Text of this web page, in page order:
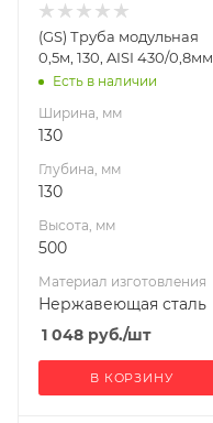
Нержавеющая
сталь
Производитель
(GS) Труба модульная
0,5м, 130, AISI 430/0,8мм
Есть в наличии
Ширина, мм
130
Глубина, мм
130
Высота, мм
500
Материал изготовления
Нержавеющая сталь
1 048 руб./шт
В КОРЗИНУ